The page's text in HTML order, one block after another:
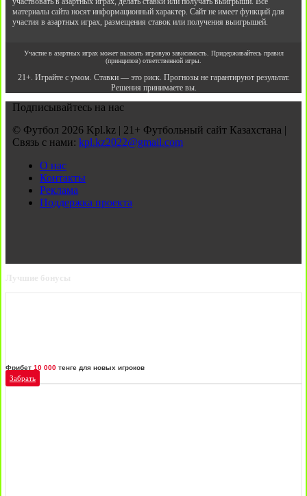
материалы сайта носят информационный характер. Сайт не имеет функций для
участия в азартных играх, размещения ставок или получения выигрышей.
Участие в азартных играх может вызвать игровую зависимость. Придерживайтесь правил
(принципов) ответственной игры.
21+. Играйте с умом. Ставки — это риск. Прогнозы не гарантируют результат.
Решения принимаете вы.
Подписывайтесь на нас
© Футбол 2026 Kpl.kz | 21+ Футбольный сайт Казахстана |
Связь с нами: kpl.kz2022@gmail.com
О нас
Контакты
Реклама
Поддержка проекта
Лучшие бонусы
Фрибет 10 000 тенге для новых игроков
Забрать